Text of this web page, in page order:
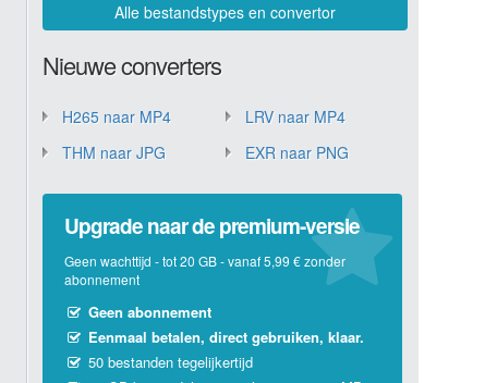
Alle bestandstypes en convertor
Nieuwe converters
H265 naar MP4
LRV naar MP4
THM naar JPG
EXR naar PNG
Upgrade naar de premium-versie
Geen wachttijd - tot 20 GB - vanaf 5,99 € zonder
abonnement
Geen abonnement
Eenmaal betalen, direct gebruiken, klaar.
50 bestanden tegelijkertijd